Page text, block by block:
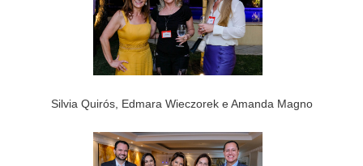
Silvia Quirós, Edmara Wieczorek e Amanda Magno